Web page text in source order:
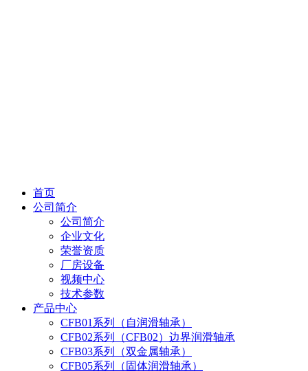
首页
公司简介
公司简介
企业文化
荣誉资质
厂房设备
视频中心
技术参数
产品中心
CFB01系列（自润滑轴承）
CFB02系列（CFB02）边界润滑轴承
CFB03系列（双金属轴承）
CFB05系列（固体润滑轴承）